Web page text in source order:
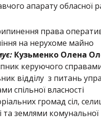
апарату обласної
права
на нерухоме майно
Кузьменко Олена
керуючого
відділу з питань
спільної власності
громад сіл,
та землями комунальної